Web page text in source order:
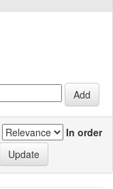
In order